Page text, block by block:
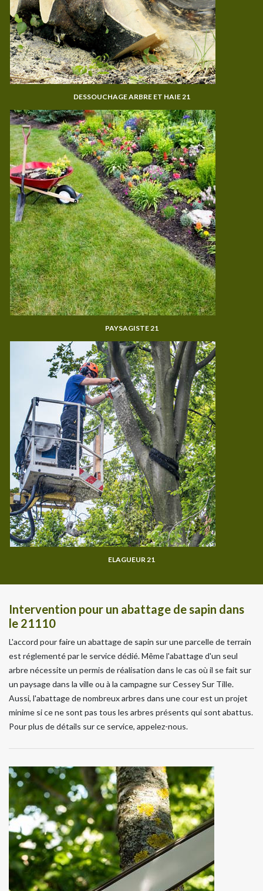
DESSOUCHAGE ARBRE ET HAIE 21
PAYSAGISTE 21
ELAGUEUR 21
Intervention pour un abattage de sapin dans
le 21110
L'accord pour faire un abattage de sapin sur une parcelle de terrain
est réglementé par le service dédié. Même l'abattage d'un seul
arbre nécessite un permis de réalisation dans le cas où il se fait sur
un paysage dans la ville ou à la campagne sur Cessey Sur Tille.
Aussi, l'abattage de nombreux arbres dans une cour est un projet
minime si ce ne sont pas tous les arbres présents qui sont abattus.
Pour plus de détails sur ce service, appelez-nous.